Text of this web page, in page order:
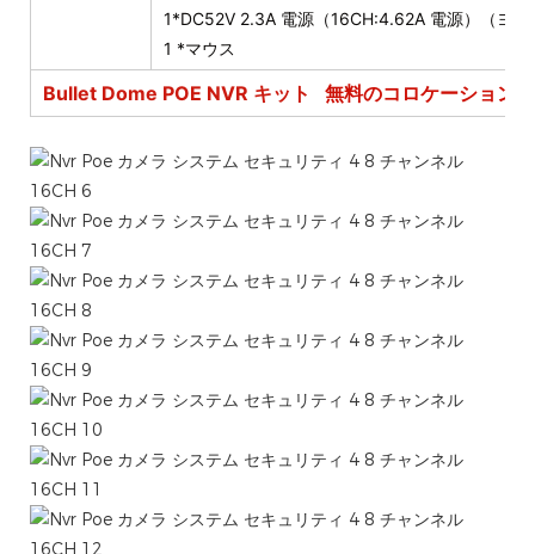
1*DC52V 2.3A 電源（16CH:4.62A 電源）（ヨ
1 *マウス
Bullet Dome POE NVR キット 無料のコロケーション